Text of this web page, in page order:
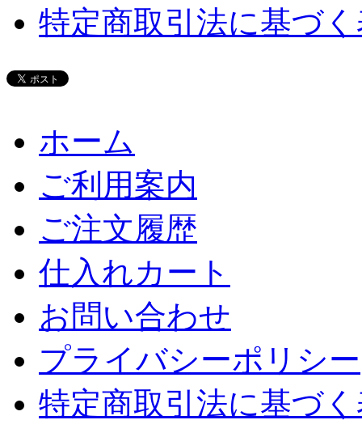
特定商取引法に基づ
ホーム
ご利用案内
ご注文履歴
仕入れカート
お問い合わせ
プライバシーポリシー
特定商取引法に基づ